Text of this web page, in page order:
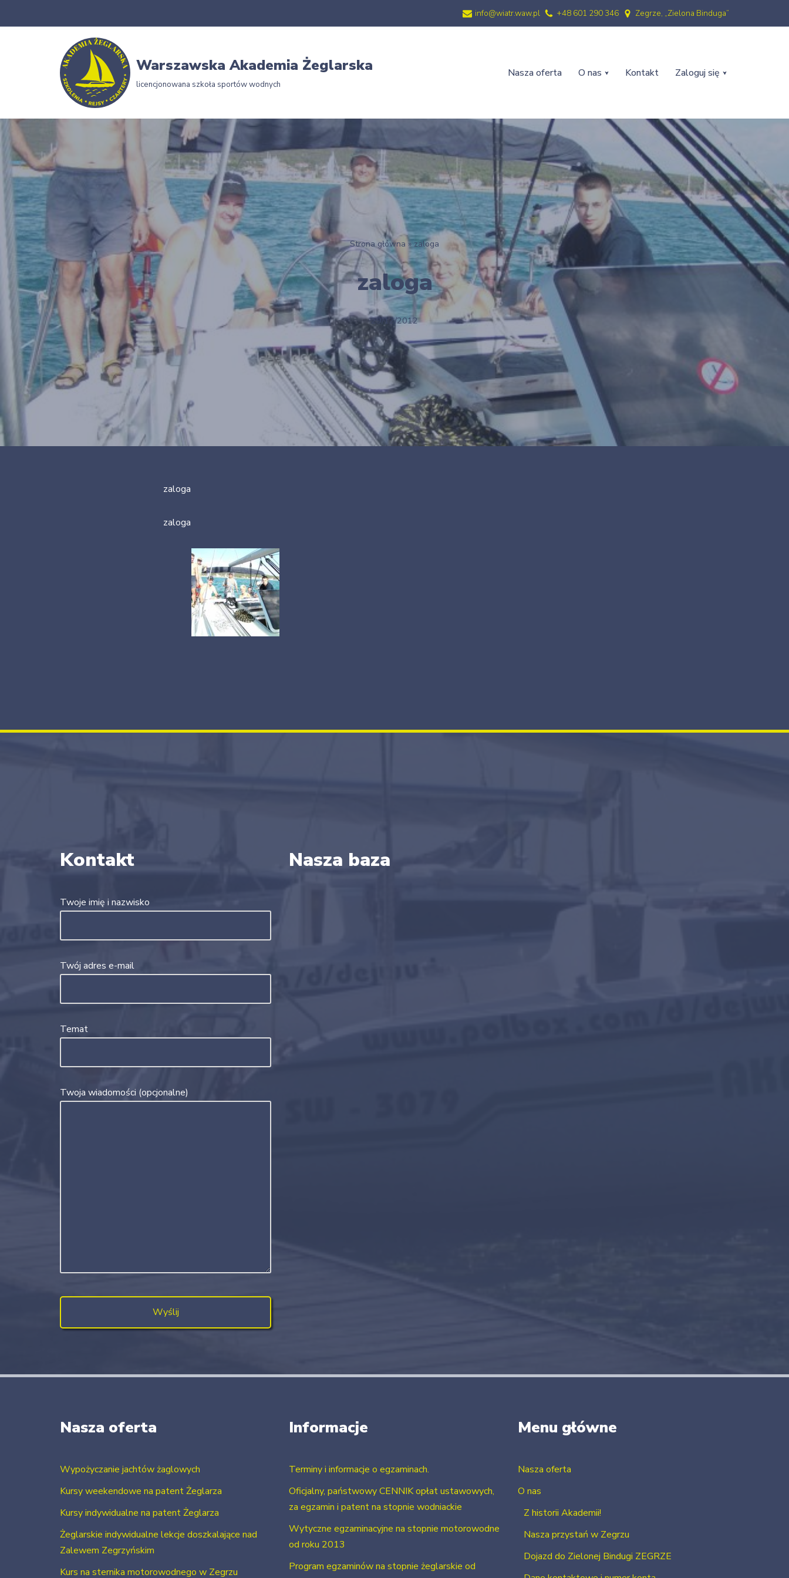
info@wiatr.waw.pl +48 601 290 346 Zegrze, „Zielona Binduga”
Warszawska Akademia Żeglarska
licencjonowana szkoła sportów wodnych
Nasza oferta O nas Kontakt Zaloguj się
Strona główna »zaloga
zaloga
29/12/2012
zaloga
zaloga
Kontakt
Twoje imię i nazwisko
Twój adres e-mail
Temat
Twoja wiadomości (opcjonalne)
Nasza baza
Nasza oferta
Wypożyczanie jachtów żaglowych
Kursy weekendowe na patent Żeglarza
Kursy indywidualne na patent Żeglarza
Żeglarskie indywidualne lekcje doszkalające nad
Zalewem Zegrzyńskim
Kurs na sternika motorowodnego w Zegrzu
Informacje
Terminy i informacje o egzaminach.
Oficjalny, państwowy CENNIK opłat ustawowych,
za egzamin i patent na stopnie wodniackie
Wytyczne egzaminacyjne na stopnie motorowodne
od roku 2013
Program egzaminów na stopnie żeglarskie od
Menu główne
Nasza oferta
O nas
Z historii Akademii!
Nasza przystań w Zegrzu
Dojazd do Zielonej Bindugi ZEGRZE